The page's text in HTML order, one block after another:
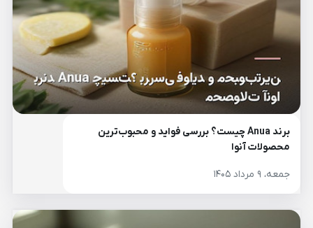
برند Anua چیست؟ بررسی فواید و محبوب‌ترین
محصولات آنوا
جمعه، ۹ مرداد ۱۴۰۵